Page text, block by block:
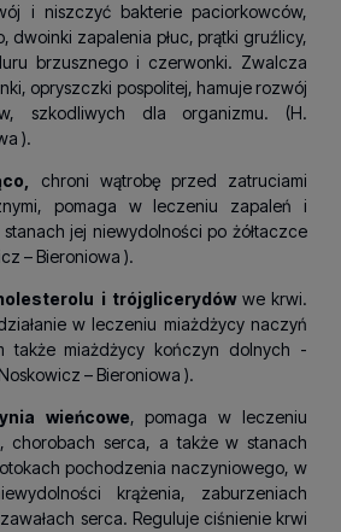
i niszczyć bakterie paciorkowców,
dwoinki zapalenia płuc, prątki gruźlicy,
brzusznego i czerwonki. Zwalcza
opryszczki pospolitej, hamuje rozwój
szkodliwych dla organizmu. (H.
).
chroni wątrobę przed zatruciami
pomaga w leczeniu zapaleń i
jej niewydolności po żółtaczce
– Bieroniowa ).
i trójglicerydów we krwi.
w leczeniu miażdżycy naczyń
także miażdżycy kończyn dolnych -
Noskowicz – Bieroniowa ).
wieńcowe, pomaga w leczeniu
chorobach serca, a także w stanach
pochodzenia naczyniowego, w
krążenia, zaburzeniach
serca. Reguluje ciśnienie krwi